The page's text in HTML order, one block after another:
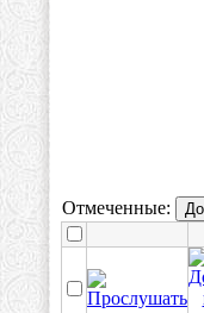
Отмеченные: